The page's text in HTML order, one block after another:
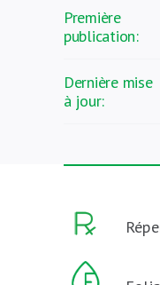
Première
publication:
Dernière mise
à jour: